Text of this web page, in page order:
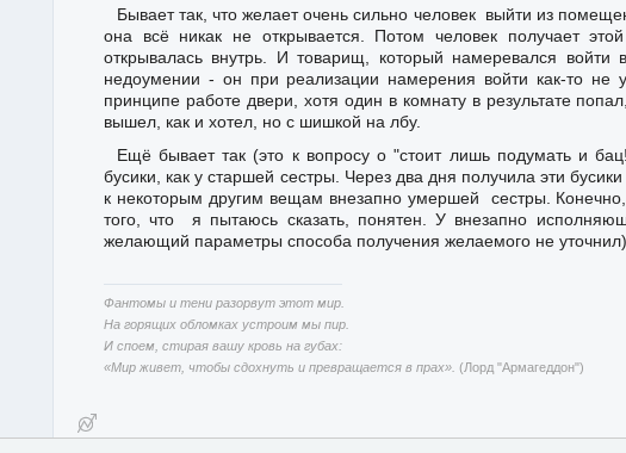
Бывает так, что желает очень сильно человек выйти из
она всё никак не открывается. Потом человек получает
открывалась внутрь. И товарищ, который намеревался войти
недоумении - он при реализации намерения войти как-то не
принципе работе двери, хотя один в комнату в результате
вышел, как и хотел, но с шишкой на лбу.
Ещё бывает так (это к вопросу о "стоит лишь подумать и
бусики, как у старшей сестры. Через два дня получила эти
к некоторым другим вещам внезапно умершей сестры.
того, что я пытаюсь сказать, понятен. У внезапно
желающий параметры способа получения желаемого не уточнил)
Фантомы и тени разорвут этот мир.
На горящих обломках устроим мы пир.
И споем, стирая вашу кровь на губах:
«Мир живет, чтобы сдохнуть и превращается в прах». (Лорд "Армагеддон")